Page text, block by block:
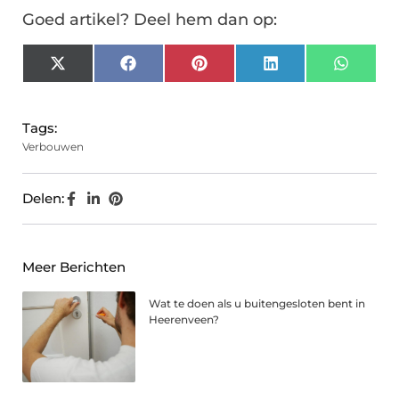
Goed artikel? Deel hem dan op:
X
(Twitter)
FacebookPinterest LinkedIn
Tags:
Verbouwen
Delen:
Meer Berichten
Wat te doen als u buitengesloten bent in
Heerenveen?